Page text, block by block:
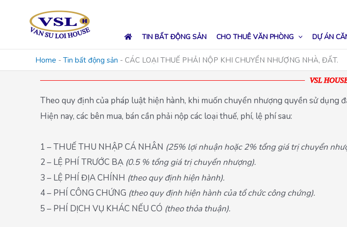
TIN BẤT ĐỘNG SẢN CHO THUÊ VĂN PHÒNG DỰ ÁN
Home - Tin bất động sản - CÁC LOẠI THUẾ PHẢI NỘP KHI CHUYỂN NHƯỢNG NHÀ, ĐẤT.
VSL
Theo quy định của pháp luật hiện hành, khi muốn chuyển nhượng quyền sử dụng
Hiện nay, các bên mua, bán cần phải nộp các loại thuế, phí, lệ phí sau:
1 – THUẾ THU NHẬP CÁ NHÂN (25% lợi nhuận hoặc 2% tổng giá trị chuyển
2 – LỆ PHÍ TRƯỚC BẠ (0.5 % tổng giá trị chuyển nhượng).
3 – LỆ PHÍ ĐỊA CHÍNH (theo quy định hiện hành).
4 – PHÍ CÔNG CHỨNG (theo quy định hiện hành của tổ chức công chứng).
5 – PHÍ DỊCH VỤ KHÁC NẾU CÓ (theo thỏa thuận).